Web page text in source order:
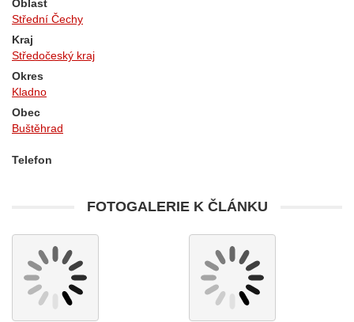
Oblast
Střední Čechy
Kraj
Středočeský kraj
Okres
Kladno
Obec
Buštěhrad
Telefon
FOTOGALERIE K ČLÁNKU